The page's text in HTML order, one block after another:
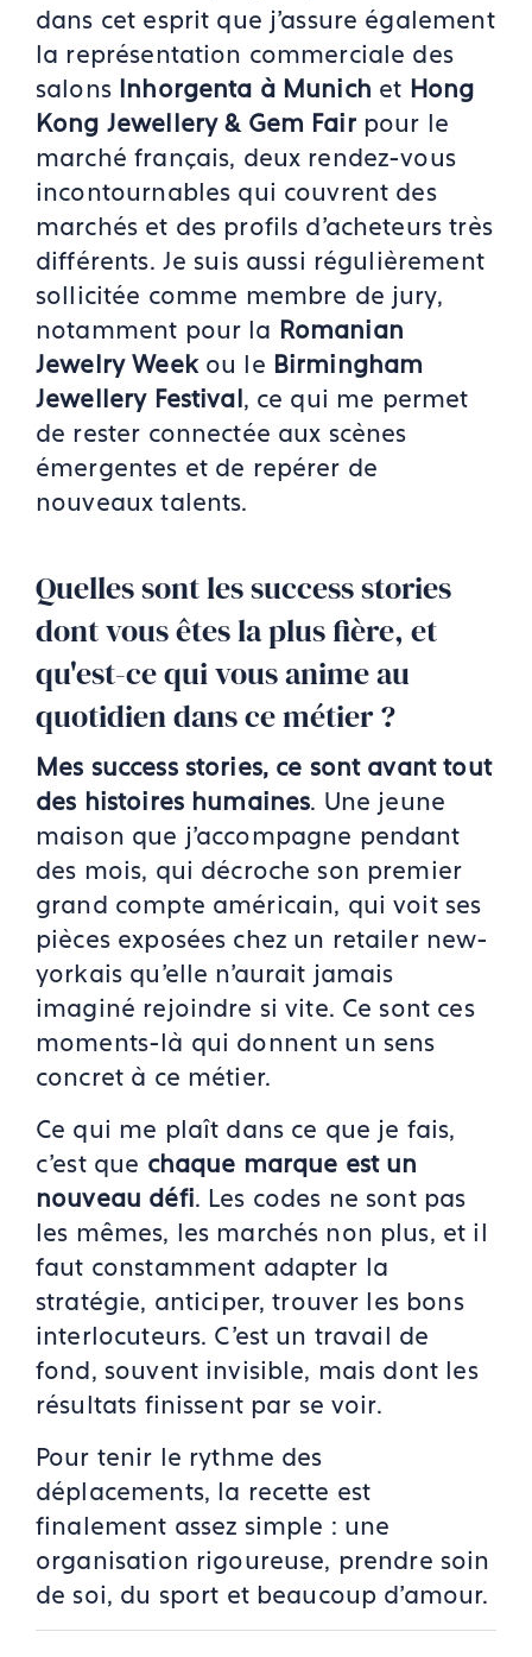
dans cet esprit que j'assure également
la représentation commerciale des
salons Inhorgenta à Munich et Hong
Kong Jewellery & Gem Fairpour le
marché français, deux rendez-vous
incontournables qui couvrent des
marchés et des profils d'acheteurs très
différents. Je suis aussi régulièrement
sollicitée comme membre de jury,
notamment pour la Romanian
Jewelry Weekou le Birmingham
Jewellery Festival, ce qui me permet
de rester connectée aux scènes
émergentes et de repérer de
nouveaux talents.
Quelles sont les success stories
dont vous êtes la plus fière, et
qu'est-ce qui vous anime au
quotidien dans ce métier ?
Mes success stories, ce sont avant tout
des histoires humaines. Une jeune
maison que j'accompagne pendant
des mois, qui décroche son premier
grand compte américain, qui voit ses
pièces exposées chez un retailer new-
yorkais qu'elle n'aurait jamais
imaginé rejoindre si vite. Ce sont ces
moments-là qui donnent un sens
concret à ce métier.
Ce qui me plaît dans ce que je fais,
c'est que chaque marque est un
nouveau défi. Les codes ne sont pas
les mêmes, les marchés non plus, et il
faut constamment adapter la
stratégie, anticiper, trouver les bons
interlocuteurs. C'est un travail de
fond, souvent invisible, mais dont les
résultats finissent par se voir.
Pour tenir le rythme des
déplacements, la recette est
finalement assez simple : une
organisation rigoureuse, prendre soin
de soi, du sport et beaucoup d'amour.